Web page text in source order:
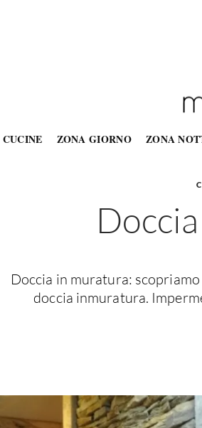
CUCINE ZONA GIORNO ZONA
Doccia in muratura:
doccia inmuratura.